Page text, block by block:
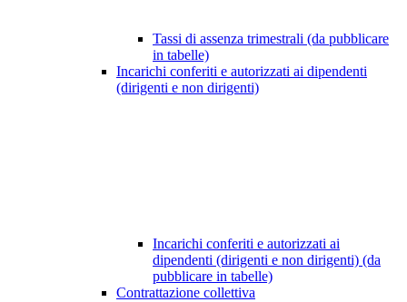
Tassi di assenza trimestrali (da pubblicare
in tabelle)
Incarichi conferiti e autorizzati ai dipendenti
(dirigenti e non dirigenti)
Incarichi conferiti e autorizzati ai
dipendenti (dirigenti e non dirigenti) (da
pubblicare in tabelle)
Contrattazione collettiva